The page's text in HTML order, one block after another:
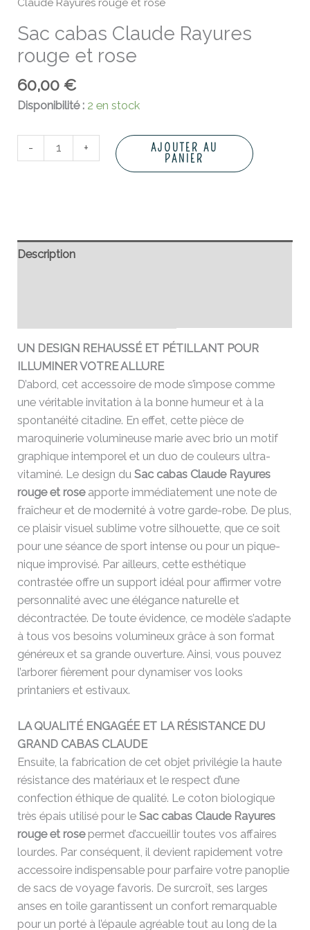
Claude Rayures rouge et rose
Sac cabas Claude Rayures
rouge et rose
60,00€
Disponibilité : 2 en stock
- +
AJOUTER AU
PANIER
Description
UN DESIGN REHAUSSÉ ET PÉTILLANT POUR
ILLUMINER VOTRE ALLURE
D’abord, cet accessoire de mode s’impose comme
une véritable invitation à la bonne humeur et à la
spontanéité citadine. En effet, cette pièce de
maroquinerie volumineuse marie avec brio un motif
graphique intemporel et un duo de couleurs ultra-
vitaminé. Le design duSac cabas Claude Rayures
rouge et roseapporte immédiatement une note de
fraîcheur et de modernité à votre garde-robe. De plus,
ce plaisir visuel sublime votre silhouette, que ce soit
pour une séance de sport intense ou pour un pique-
nique improvisé. Par ailleurs, cette esthétique
contrastée offre un support idéal pour affirmer votre
personnalité avec une élégance naturelle et
décontractée. De toute évidence, ce modèle s’adapte
à tous vos besoins volumineux grâce à son format
généreux et sa grande ouverture. Ainsi, vous pouvez
l’arborer fièrement pour dynamiser vos looks
printaniers et estivaux.
LA QUALITÉ ENGAGÉE ET LA RÉSISTANCE DU
GRAND CABAS CLAUDE
Ensuite, la fabrication de cet objet privilégie la haute
résistance des matériaux et le respect d’une
confection éthique de qualité. Le coton biologique
très épais utilisé pour leSac cabas Claude Rayures
rouge et rosepermet d’accueillir toutes vos affaires
lourdes. Par conséquent, il devient rapidement votre
accessoire indispensable pour parfaire votre panoplie
de sacs de voyage favoris. De surcroît, ses larges
anses en toile garantissent un confort remarquable
pour un porté à l’épaule agréable tout au long de la